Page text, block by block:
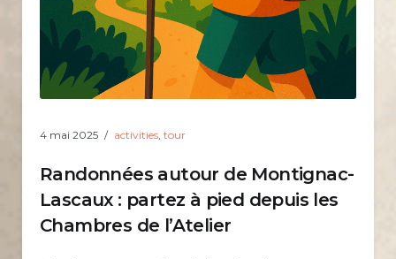
4 mai 2025 activities, tour
Randonnées autour de Montignac-
Lascaux : partez à pied depuis les
Chambres de l’Atelier